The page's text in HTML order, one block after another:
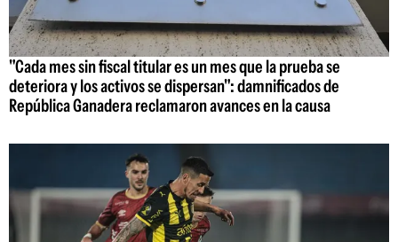
"Cada mes sin fiscal titular es un mes que la prueba se
deteriora y los activos se dispersan": damnificados de
República Ganadera reclamaron avances en la causa